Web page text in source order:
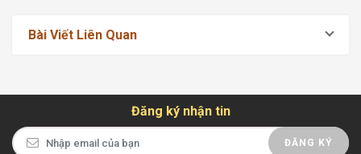
Bài Viết Liên Quan
Đăng ký nhận tin
ĐĂNG KÝ